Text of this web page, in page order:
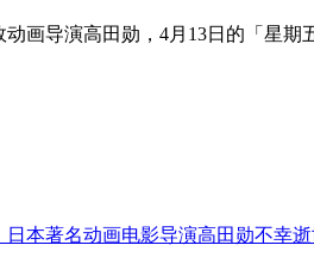
画导演高田勋，4月13日的「星
日本著名动画电影导演高田勋不幸